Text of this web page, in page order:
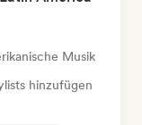
Musik
hinzufügen